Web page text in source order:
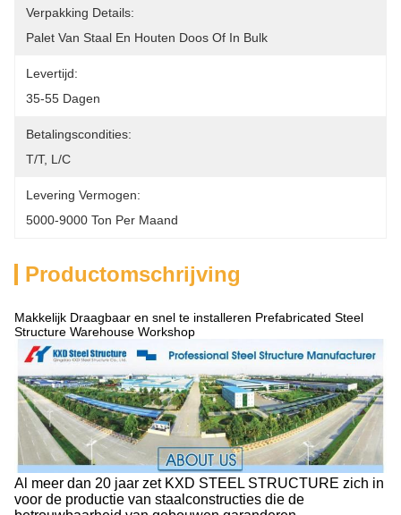
Verpakking Details:
Palet Van Staal En Houten Doos Of In Bulk
Levertijd:
35-55 Dagen
Betalingscondities:
T/T, L/C
Levering Vermogen:
5000-9000 Ton Per Maand
Productomschrijving
Makkelijk Draagbaar en snel te installeren Prefabricated Steel
Structure Warehouse Workshop
Al meer dan 20 jaar zet KXD STEEL STRUCTURE zich in
voor de productie van staalconstructies die de